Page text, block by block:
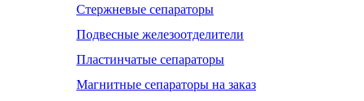
Стержневые сепараторы
Подвесные железоотделители
Пластинчатые сепараторы
Магнитные сепараторы на заказ